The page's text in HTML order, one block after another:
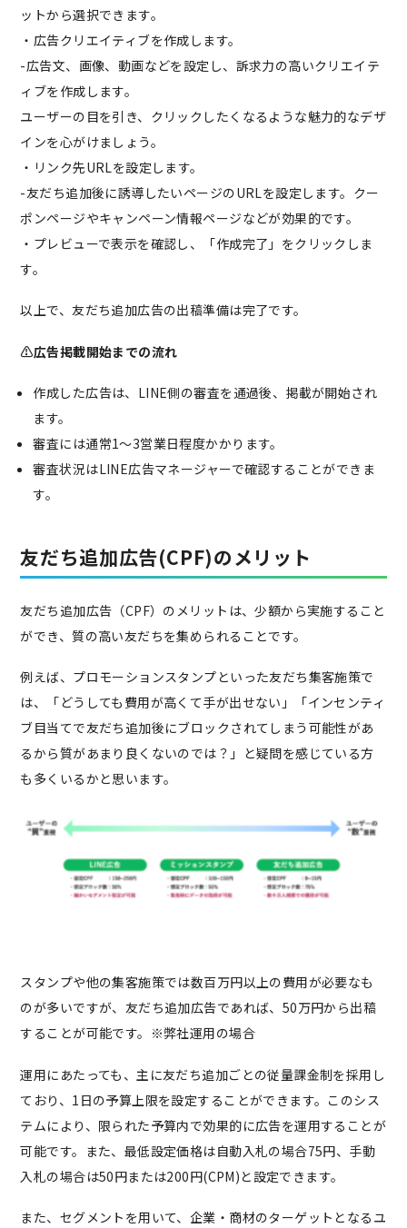
ットから選択できます。
・広告クリエイティブを作成します。
-広告文、画像、動画などを設定し、訴求力の高いクリエイテ
ィブを作成します。
ユーザーの目を引き、クリックしたくなるような魅力的なデザ
インを心がけましょう。
・リンク先URLを設定します。
-友だち追加後に誘導したいページのURLを設定します。クー
ポンページやキャンペーン情報ページなどが効果的です。
・プレビューで表示を確認し、「作成完了」をクリックしま
す。
以上で、友だち追加広告の出稿準備は完了です。
⚠︎広告掲載開始までの流れ
作成した広告は、LINE側の審査を通過後、掲載が開始され
ます。
審査には通常1〜3営業日程度かかります。
審査状況はLINE広告マネージャーで確認することができま
す。
友だち追加広告(CPF)のメリット
友だち追加広告（CPF）のメリットは、少額から実施すること
ができ、質の高い友だちを集められることです。
例えば、プロモーションスタンプといった友だち集客施策で
は、「どうしても費用が高くて手が出せない」「インセンティ
ブ目当てで友だち追加後にブロックされてしまう可能性があ
るから質があまり良くないのでは？」と疑問を感じている方
も多くいるかと思います。
スタンプや他の集客施策では数百万円以上の費用が必要なも
のが多いですが、友だち追加広告であれば、50万円から出稿
することが可能です。※弊社運用の場合
運用にあたっても、主に友だち追加ごとの従量課金制を採用し
ており、1日の予算上限を設定することができます。このシス
テムにより、限られた予算内で効果的に広告を運用することが
可能です。また、最低設定価格は自動入札の場合75円、手動
入札の場合は50円または200円(CPM)と設定できます。
また、セグメントを用いて、企業・商材のターゲットとなるユ